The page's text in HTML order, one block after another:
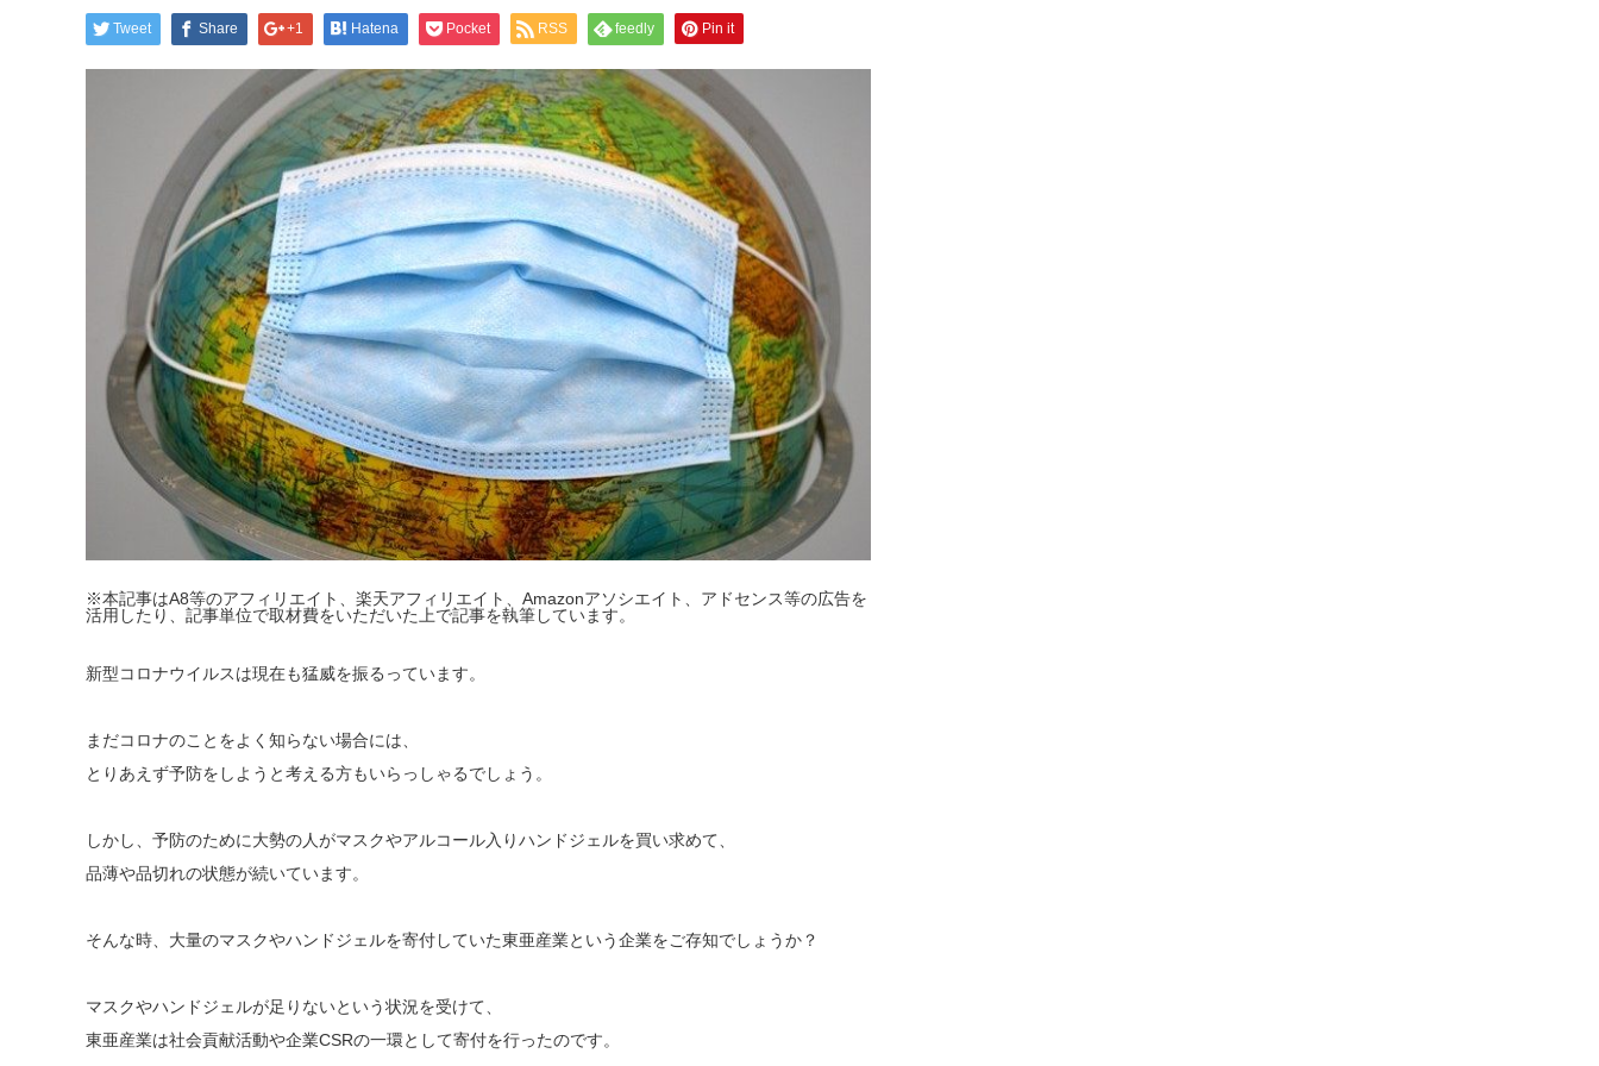
Tweet Share +1 Hatena Pocket RSS feedly Pin it
※本記事はA8等のアフィリエイト、楽天アフィリエイト、Amazonアソシエイト、アドセンス等の広告を
活用したり、記事単位で取材費をいただいた上で記事を執筆しています。
新型コロナウイルスは現在も猛威を振るっています。
まだコロナのことをよく知らない場合には、
とりあえず予防をしようと考える方もいらっしゃるでしょう。
しかし、予防のために大勢の人がマスクやアルコール入りハンドジェルを買い求めて、
品薄や品切れの状態が続いています。
そんな時、大量のマスクやハンドジェルを寄付していた東亜産業という企業をご存知でしょうか？
マスクやハンドジェルが足りないという状況を受けて、
東亜産業は社会貢献活動や企業CSRの一環として寄付を行ったのです。